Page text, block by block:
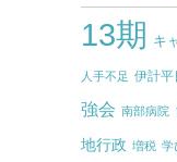
13期 キ
人手不足 伊計平
強会 南部病院
地行政 増税 学